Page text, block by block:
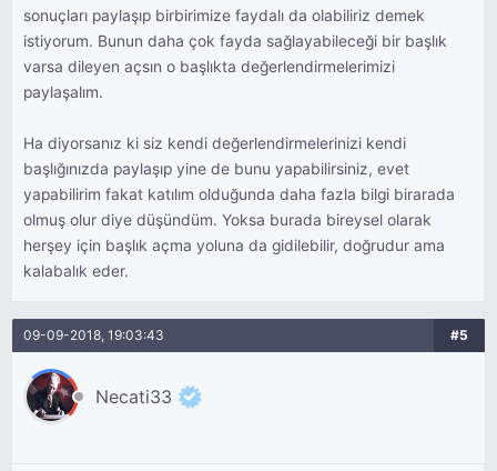
sonuçları paylaşıp birbirimize faydalı da olabiliriz demek
istiyorum. Bunun daha çok fayda sağlayabileceği bir başlık
varsa dileyen açsın o başlıkta değerlendirmelerimizi
paylaşalım.
Ha diyorsanız ki siz kendi değerlendirmelerinizi kendi
başlığınızda paylaşıp yine de bunu yapabilirsiniz, evet
yapabilirim fakat katılım olduğunda daha fazla bilgi birarada
olmuş olur diye düşündüm. Yoksa burada bireysel olarak
herşey için başlık açma yoluna da gidilebilir, doğrudur ama
kalabalık eder.
09-09-2018, 19:03:43 #5
Necati33